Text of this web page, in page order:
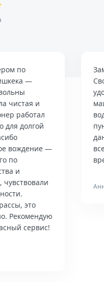
по
—
чистая и
работал
для долгой
вождение —
по
и
это
Рекомендую
сервис!